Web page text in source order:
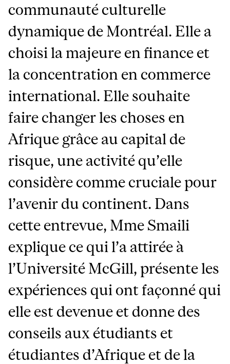
communauté culturelle
dynamique de Montréal. Elle a
choisi la majeure en finance et
la concentration en commerce
international. Elle souhaite
faire changer les choses en
Afrique grâce au capital de
risque, une activité qu’elle
considère comme cruciale pour
l’avenir du continent. Dans
cette entrevue, Mme Smaili
explique ce qui l’a attirée à
l’Université McGill, présente les
expériences qui ont façonné qui
elle est devenue et donne des
conseils aux étudiants et
étudiantes d’Afrique et de la